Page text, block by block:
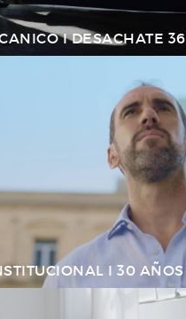
I DESACHATE 36
I 30 AÑOS